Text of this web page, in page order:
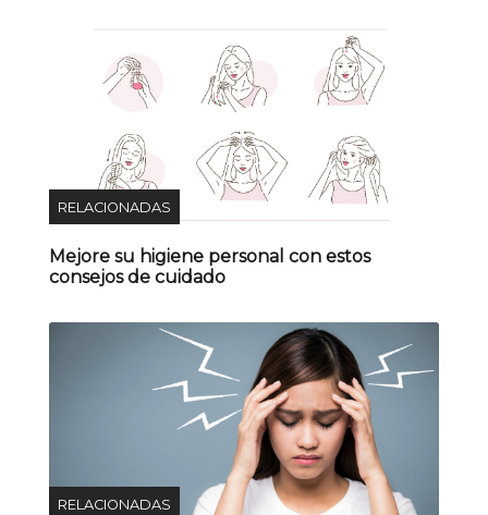
RELACIONADAS
Mejore su higiene personal con estos
consejos de cuidado
RELACIONADAS